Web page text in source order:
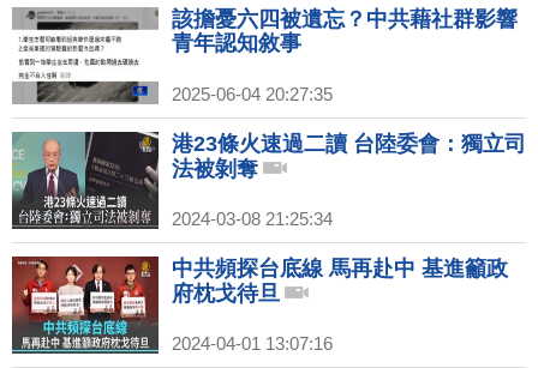
該擔憂六四被遺忘？中共藉社群影響
青年認知敘事
2025-06-04 20:27:35
港23條火速過二讀 台陸委會：獨立司
法被剝奪
2024-03-08 21:25:34
中共頻探台底線 馬再赴中 基進籲政
府枕戈待旦
2024-04-01 13:07:16